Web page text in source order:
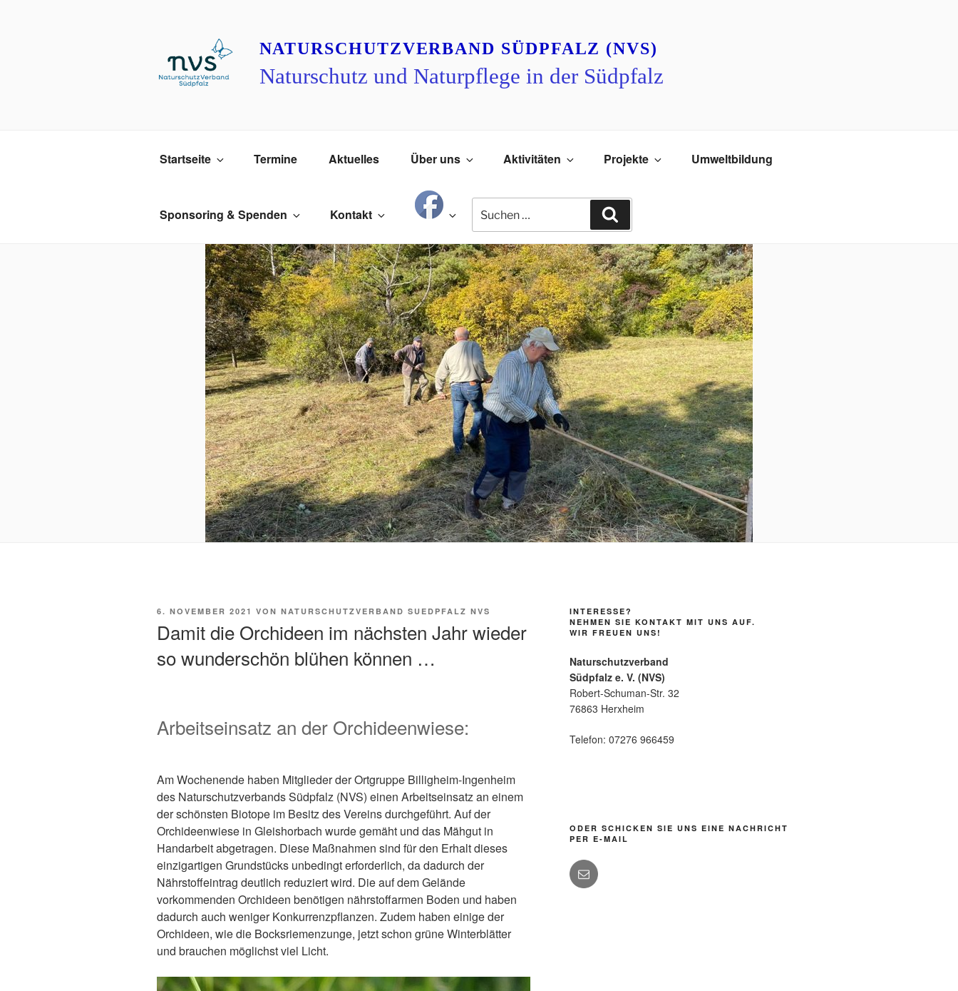
NATURSCHUTZVERBAND SÜDPFALZ (NVS)
Naturschutz und Naturpflege in der Südpfalz
Startseite Termine Aktuelles Über uns Aktivitäten Projekte Umweltbildung
Sponsoring & Spenden Kontakt
nach:
VERÖFFENTLICHT
6. NOVEMBER 2021 VON NATURSCHUTZVERBAND SUEDPFALZ NVS
Damit die Orchideen im nächsten Jahr wieder
so wunderschön blühen können …
Arbeitseinsatz an der Orchideenwiese:
Am Wochenende haben Mitglieder der Ortgruppe Billigheim-Ingenheim
des Naturschutzverbands Südpfalz (NVS) einen Arbeitseinsatz an einem
der schönsten Biotope im Besitz des Vereins durchgeführt. Auf der
Orchideenwiese in Gleishorbach wurde gemäht und das Mähgut in
Handarbeit abgetragen. Diese Maßnahmen sind für den Erhalt dieses
einzigartigen Grundstücks unbedingt erforderlich, da dadurch der
Nährstoffeintrag deutlich reduziert wird. Die auf dem Gelände
vorkommenden Orchideen benötigen nährstoffarmen Boden und haben
dadurch auch weniger Konkurrenzpflanzen. Zudem haben einige der
Orchideen, wie die Bocksriemenzunge, jetzt schon grüne Winterblätter
und brauchen möglichst viel Licht.
INTERESSE?
NEHMEN SIE KONTAKT MIT UNS AUF.
WIR FREUEN UNS!
Naturschutzverband
Südpfalz e. V. (NVS)
Robert-Schuman-Str. 32
76863 Herxheim
Telefon: 07276 966459
ODER SCHICKEN SIE UNS EINE NACHRICHT
PER E-MAIL